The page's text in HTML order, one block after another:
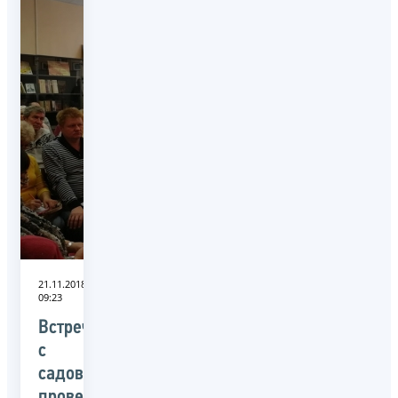
21.11.2018
09:23
Встречу
с
садоводами